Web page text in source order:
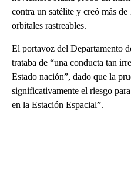
contra un satélite y creó más
orbitales rastreables.
El portavoz del Departamento
trataba de “una conducta tan
Estado nación”, dado que la
significativamente el riesgo
en la Estación Espacial”.